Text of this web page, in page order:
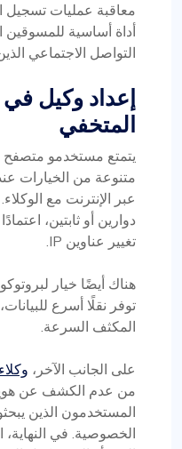
معاقبة عمليات تسجيل
أداة أساسية
التواصل الاجتماعي
إعداد وكيل
المتخفي
يتمتع مستخدمو متصفح
متنوعة من الخيارات
عبر الإنترنت مع
دوارين أو ثابتين،
تغيير عناوين IP.
هناك أيضًا خيار
توفر نقلًا أسرع
المكثف السرعة.
على الجانب الآخر، وكلاء SOCKS
من عدم الكشف عن
المستخدمون الذين
الخصوصية. في النهاية،